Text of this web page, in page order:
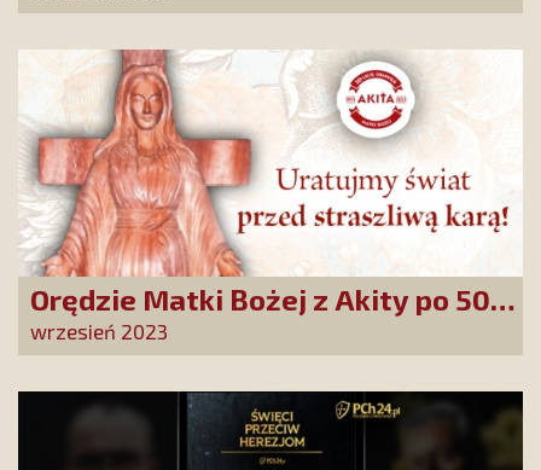
Orędzie Matki Bożej z Akity po 50
latach rozpowszechnione wśród
Polaków!
wrzesień 2023